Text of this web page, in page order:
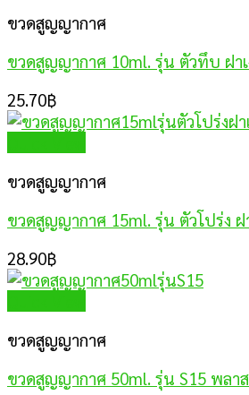
ขวดสูญญากาศ
ขวดสูญญากาศ 10ml. รุ่น ตัวทึบ ฝาเ
25.70฿
ขวดสูญญากาศ
ขวดสูญญากาศ 15ml. รุ่น ตัวโปร่ง ฝ
28.90฿
ขวดสูญญากาศ
ขวดสูญญากาศ 50ml. รุ่น S15 พลา